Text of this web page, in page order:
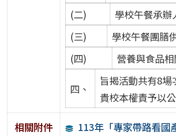
(二)
學校午餐承辦
(三)
學校午餐團膳
(四)
營養與食品
四、
旨揭活動共有8
貴校本權責予以
相關附件 113年「專家帶路看國